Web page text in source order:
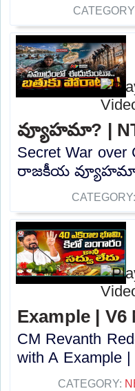
వ్యూహమా? |
Secret War
రాజకీయ వ్యూహమా? |
CATEGORY:
Example | V6
CM Revanth
with A Example
CATEGORY: